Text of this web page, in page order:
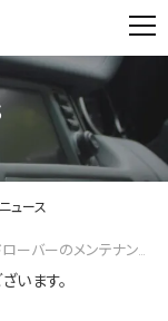
ュース
ランドローバーのメンテナンス
います。